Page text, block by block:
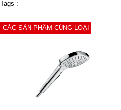
Tags :
CÁC SẢN PHẨM CÙNG LOẠI